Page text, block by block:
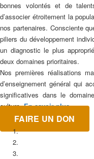
bonnes volontés et de
d’associer étroitement la
nos partenaires. Consciente
piliers du développement
un diagnostic le plus
deux domaines prioritaires.
Nos premières réalisations
d’enseignement général qui
significatives dans le
culture.En savoir plus
FAIRE UN DON